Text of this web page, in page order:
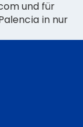
und für
in nur